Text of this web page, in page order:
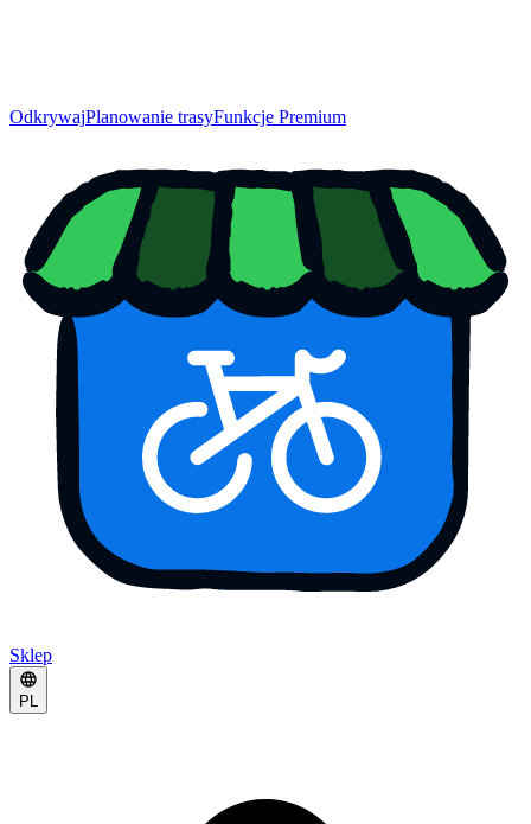
OdkrywajPlanowanie trasyFunkcje Premium
Sklep
PL